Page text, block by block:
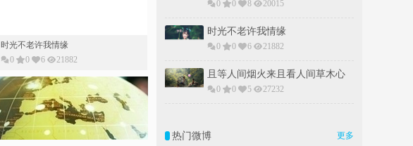
时光不老许我情缘
0
0 6 21882
0 0 8 20015
时光不老许我情缘
0 0 6 21882
且等人间烟火来且看人间草木心
0 0 5 27232
热门微博 更多